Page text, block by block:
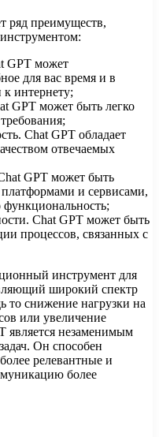
ряд преимуществ,
GPT может
для вас время и в
к интернету;
GPT может быть легко
Chat GPT обладает
отвечаемых
GPT может быть
и сервисами,
функциональность;
Chat GPT может быть
процессов, связанных с
инструмент для
широкий спектр
то снижение нагрузки на
или увеличение
является незаменимым
Он способен
релевантные и
более